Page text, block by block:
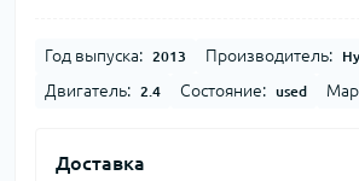
Год выпуска: 2013 Производитель:
Двигатель: 2.4 Состояние: used
Доставка